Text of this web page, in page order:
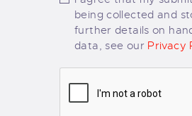
being collected and
further details on
data, see our Privacy